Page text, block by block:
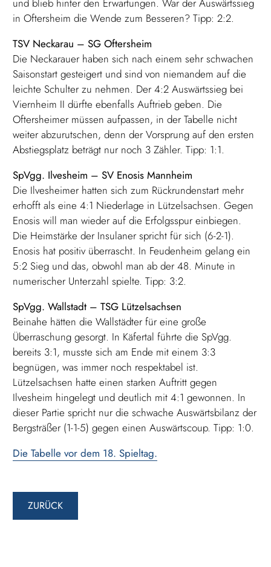
und blieb hinter den Erwartungen. War der Auswärtssieg
in Oftersheim die Wende zum Besseren? Tipp: 2:2.
TSV Neckarau – SG Oftersheim
Die Neckarauer haben sich nach einem sehr schwachen
Saisonstart gesteigert und sind von niemandem auf die
leichte Schulter zu nehmen. Der 4:2 Auswärtssieg bei
Viernheim II dürfte ebenfalls Auftrieb geben. Die
Oftersheimer müssen aufpassen, in der Tabelle nicht
weiter abzurutschen, denn der Vorsprung auf den ersten
Abstiegsplatz beträgt nur noch 3 Zähler. Tipp: 1:1.
SpVgg. Ilvesheim – SV Enosis Mannheim
Die Ilvesheimer hatten sich zum Rückrundenstart mehr
erhofft als eine 4:1 Niederlage in Lützelsachsen. Gegen
Enosis will man wieder auf die Erfolgsspur einbiegen.
Die Heimstärke der Insulaner spricht für sich (6-2-1).
Enosis hat positiv überrascht. In Feudenheim gelang ein
5:2 Sieg und das, obwohl man ab der 48. Minute in
numerischer Unterzahl spielte. Tipp: 3:2.
SpVgg. Wallstadt – TSG Lützelsachsen
Beinahe hätten die Wallstädter für eine große
Überraschung gesorgt. In Käfertal führte die SpVgg.
bereits 3:1, musste sich am Ende mit einem 3:3
begnügen, was immer noch respektabel ist.
Lützelsachsen hatte einen starken Auftritt gegen
Ilvesheim hingelegt und deutlich mit 4:1 gewonnen. In
dieser Partie spricht nur die schwache Auswärtsbilanz der
Bergsträßer (1-1-5) gegen einen Auswärtscoup. Tipp: 1:0.
Die Tabelle vor dem 18. Spieltag.
ZURÜCK